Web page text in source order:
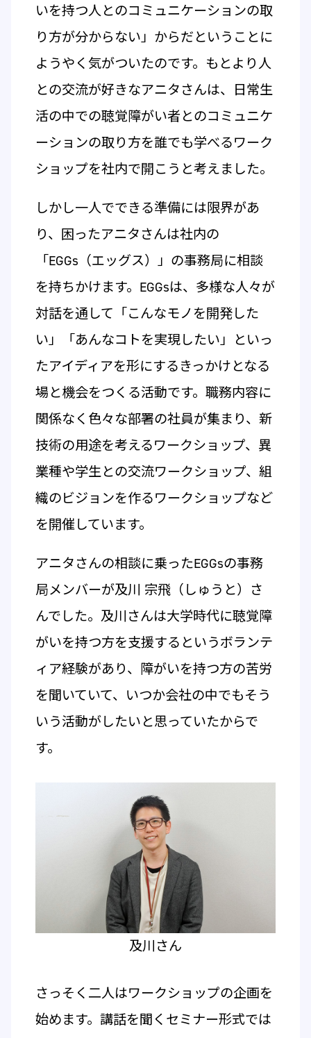
いを持つ人とのコミュニケーションの取
り方が分からない」からだということに
ようやく気がついたのです。もとより人
との交流が好きなアニタさんは、日常生
活の中での聴覚障がい者とのコミュニケ
ーションの取り方を誰でも学べるワーク
ショップを社内で開こうと考えました。
しかし一人でできる準備には限界があ
り、困ったアニタさんは社内の
「EGGs（エッグス）」の事務局に相談
を持ちかけます。EGGsは、多様な人々が
対話を通して「こんなモノを開発した
い」「あんなコトを実現したい」といっ
たアイディアを形にするきっかけとなる
場と機会をつくる活動です。職務内容に
関係なく色々な部署の社員が集まり、新
技術の用途を考えるワークショップ、異
業種や学生との交流ワークショップ、組
織のビジョンを作るワークショップなど
を開催しています。
アニタさんの相談に乗ったEGGsの事務
局メンバーが及川 宗飛（しゅうと）さ
んでした。及川さんは大学時代に聴覚障
がいを持つ方を支援するというボランテ
ィア経験があり、障がいを持つ方の苦労
を聞いていて、いつか会社の中でもそう
いう活動がしたいと思っていたからで
す。
及川さん
さっそく二人はワークショップの企画を
始めます。講話を聞くセミナー形式では